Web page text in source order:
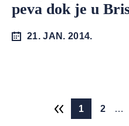
peva dok je u
21. JAN. 2014.
1 2 …